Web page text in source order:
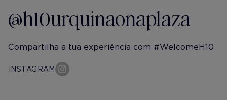
@h10urquinaonaplaza
Compartilha a tua experiência com #WelcomeH10
INSTAGRAM